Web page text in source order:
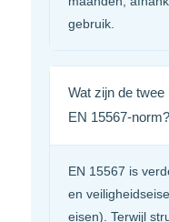
gebruik.
Wat zijn de
EN 15567-norm?
EN 15567 is
en
eisen). Terwijl